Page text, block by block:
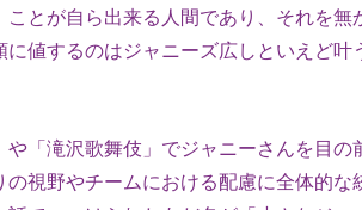
とが自ら出来る人間であり、それを無
値するのはジャニーズ広しといえど叶
「滝沢歌舞伎」でジャニーさんを目の
視野やチームにおける配慮に全体的な